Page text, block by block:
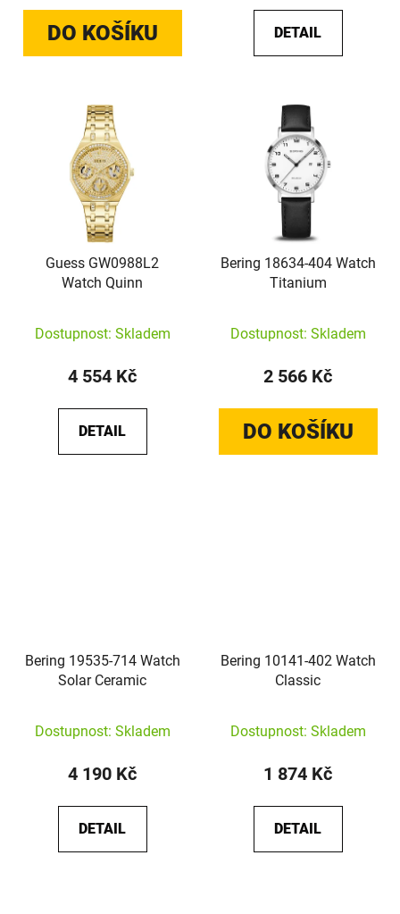
DO KOŠÍKU DETAIL
Guess GW0988L2
Watch Quinn
Dostupnost: Skladem
4 554 Kč
DETAIL
Bering 18634-404 Watch
Titanium
Dostupnost: Skladem
2 566 Kč
DO KOŠÍKU
Bering 19535-714 Watch
Solar Ceramic
Dostupnost: Skladem
4 190 Kč
DETAIL
Bering 10141-402 Watch
Classic
Dostupnost: Skladem
1 874 Kč
DETAIL